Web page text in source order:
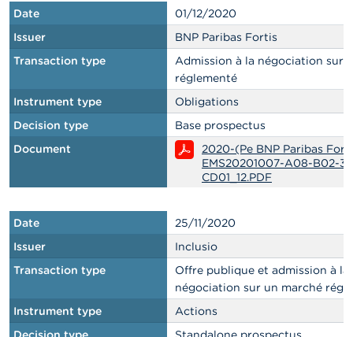
Date
01/12/2020
Issuer
BNP Paribas Fortis
Transaction type
Admission à la négociation sur
réglementé
Instrument type
Obligations
Decision type
Base prospectus
Document
2020-(Pe BNP Paribas
EMS20201007-A08-B02-
CD01_12.PDF
Date
25/11/2020
Issuer
Inclusio
Transaction type
Offre publique et admission à la
négociation sur un marché
Instrument type
Actions